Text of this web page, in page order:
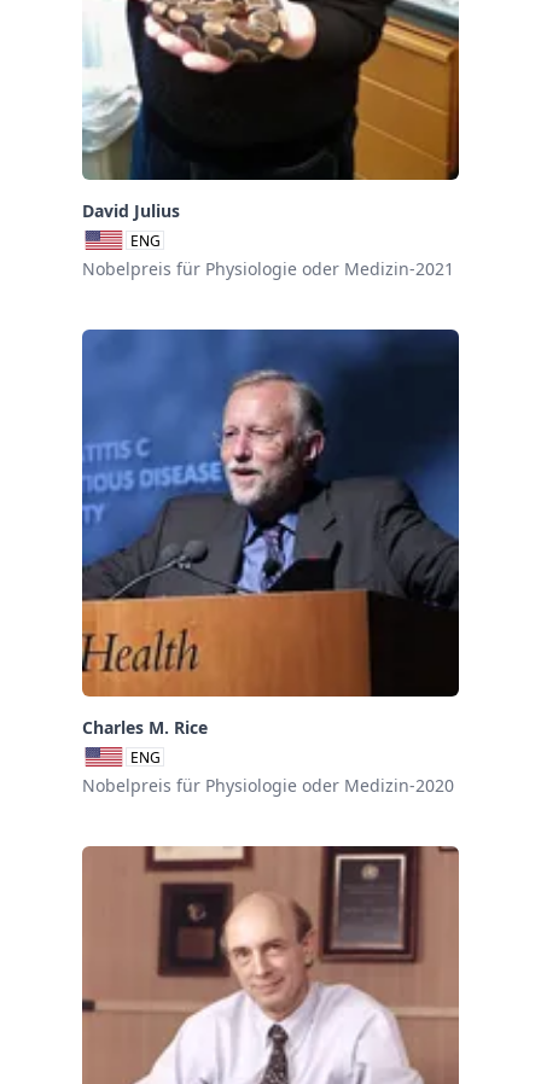
David Julius
ENG
Nobelpreis für Physiologie oder Medizin-2021
Charles M. Rice
ENG
Nobelpreis für Physiologie oder Medizin-2020